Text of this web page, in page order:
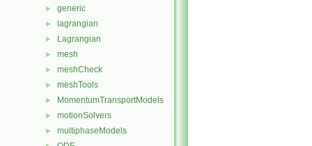
► generic
► lagrangian
► Lagrangian
► mesh
► meshCheck
► meshTools
► MomentumTransportModels
► motionSolvers
► multiphaseModels